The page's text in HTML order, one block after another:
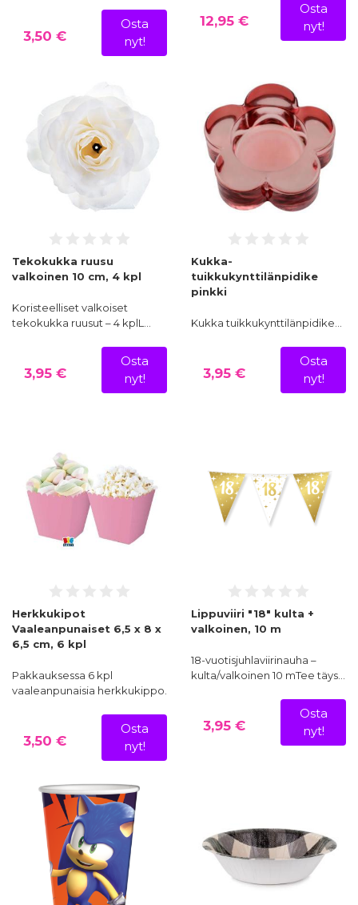
3,50 €
Osta
nyt!
12,95 €
Osta
nyt!
Tekokukka ruusu
valkoinen 10 cm, 4 kpl
Koristeelliset valkoiset
tekokukka ruusut – 4 kplL…
3,95 €
Osta
nyt!
Kukka-
tuikkukynttilänpidike
pinkki
Kukka tuikkukynttilänpidike…
3,95 €
Osta
nyt!
Herkkukipot
Vaaleanpunaiset 6,5 x 8 x
6,5 cm, 6 kpl
Pakkauksessa 6 kpl
vaaleanpunaisia herkkukippo…
3,50 €
Osta
nyt!
Lippuviiri "18" kulta +
valkoinen, 10 m
18-vuotisjuhlaviirinauha –
kulta/valkoinen 10 mTee täys…
3,95 €
Osta
nyt!